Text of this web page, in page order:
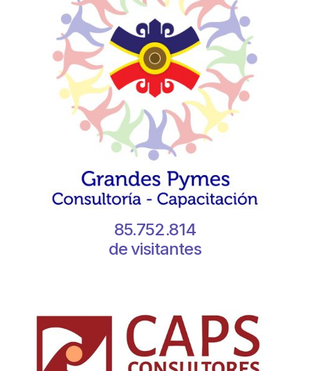
85.752.814
de visitantes